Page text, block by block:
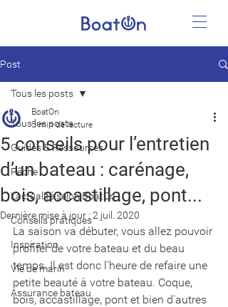
Post
Tous les posts
Guides & Ressources
Pêche
L'actualité selon BoatOn
Conseils pratiques
Inspiration
Vie de marin
Assurance bateau
Tous les posts
5 conseils pour l’entretien
d’un bateau : carénage,
bois, accastillage, pont...
BoatOn
5 min de lecture
Dernière mise à jour : 2 juil. 2020
La saison va débuter, vous allez pouvoir
profiter de votre bateau et du beau
temps. Il est donc l'heure de refaire une
petite beauté à votre bateau. Coque,
bois, accastillage, pont et bien d'autres